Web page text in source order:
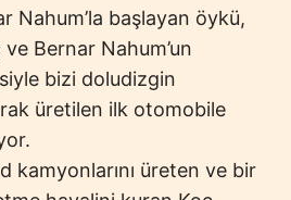
Nahum’la başlayan öykü,
Bernar Nahum’un
bizi doludizgin
üretilen ilk otomobile
kamyonlarını üreten ve bir